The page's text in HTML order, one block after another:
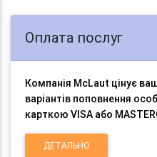
Оплата послуг
Компанія McLaut цінує
варіантів поповнення
карткою VISA або
ДЕТАЛЬНО